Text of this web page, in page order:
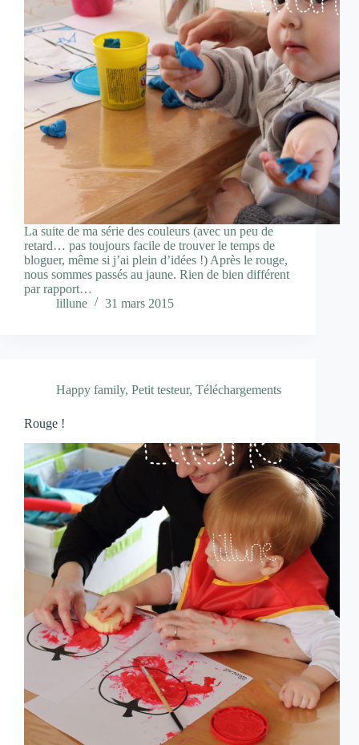
La suite de ma série des couleurs (avec un peu de
retard… pas toujours facile de trouver le temps de
bloguer, même si j’ai plein d’idées !) Après le rouge,
nous sommes passés au jaune. Rien de bien différent
par rapport…
lillune
31 mars 2015
Happy family, Petit testeur, Téléchargements
Rouge !